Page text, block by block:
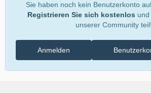
Sie haben noch kein Benutzerkonto
Registrieren Sie sich kostenlos
unserer Community teil!
Anmelden